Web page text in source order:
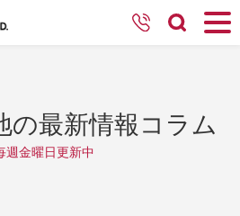
の最新情報コラム
週金曜日更新中